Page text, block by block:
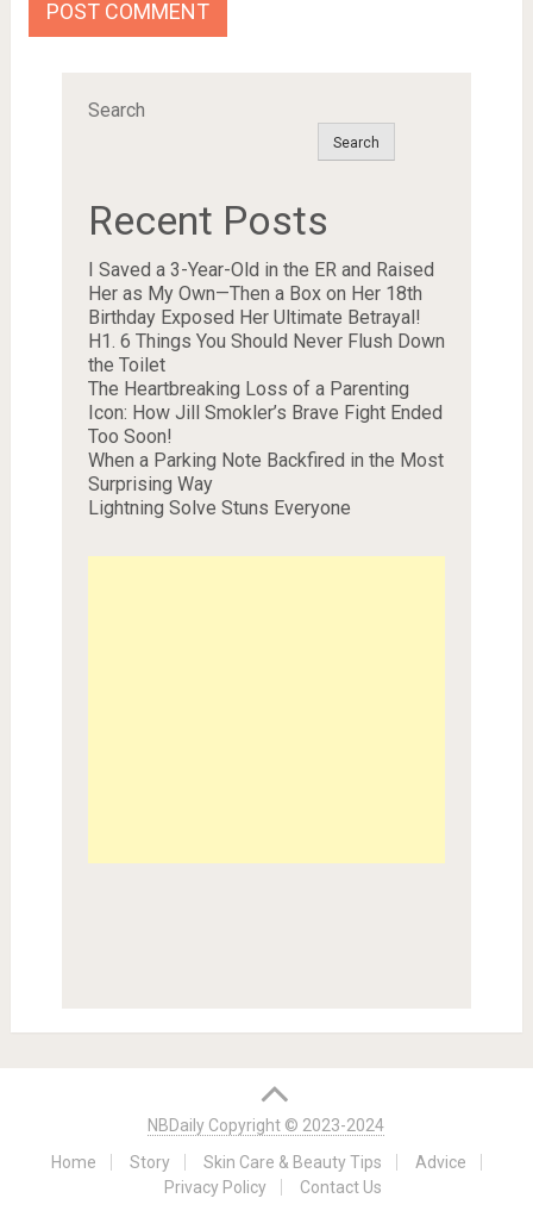
Search
Search
Recent Posts
I Saved a 3-Year-Old in the ER and Raised
Her as My Own—Then a Box on Her 18th
Birthday Exposed Her Ultimate Betrayal!
H1. 6 Things You Should Never Flush Down
the Toilet
The Heartbreaking Loss of a Parenting
Icon: How Jill Smokler’s Brave Fight Ended
Too Soon!
When a Parking Note Backfired in the Most
Surprising Way
Lightning Solve Stuns Everyone
NBDaily Copyright © 2023-2024
Home
Story Skin Care & Beauty Tips
Advice
Privacy Policy
Contact Us